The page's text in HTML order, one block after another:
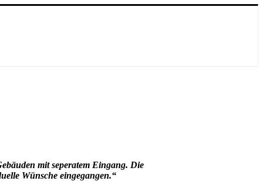
mit seperatem Eingang. Die
Wünsche eingegangen.“